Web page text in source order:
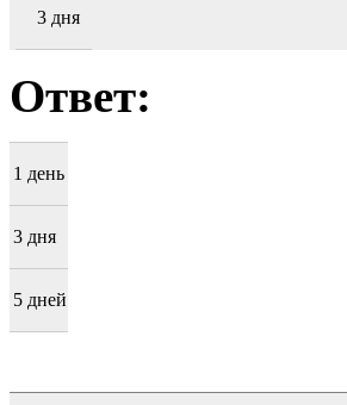
3 дня
Ответ:
1 день
3 дня
5 дней